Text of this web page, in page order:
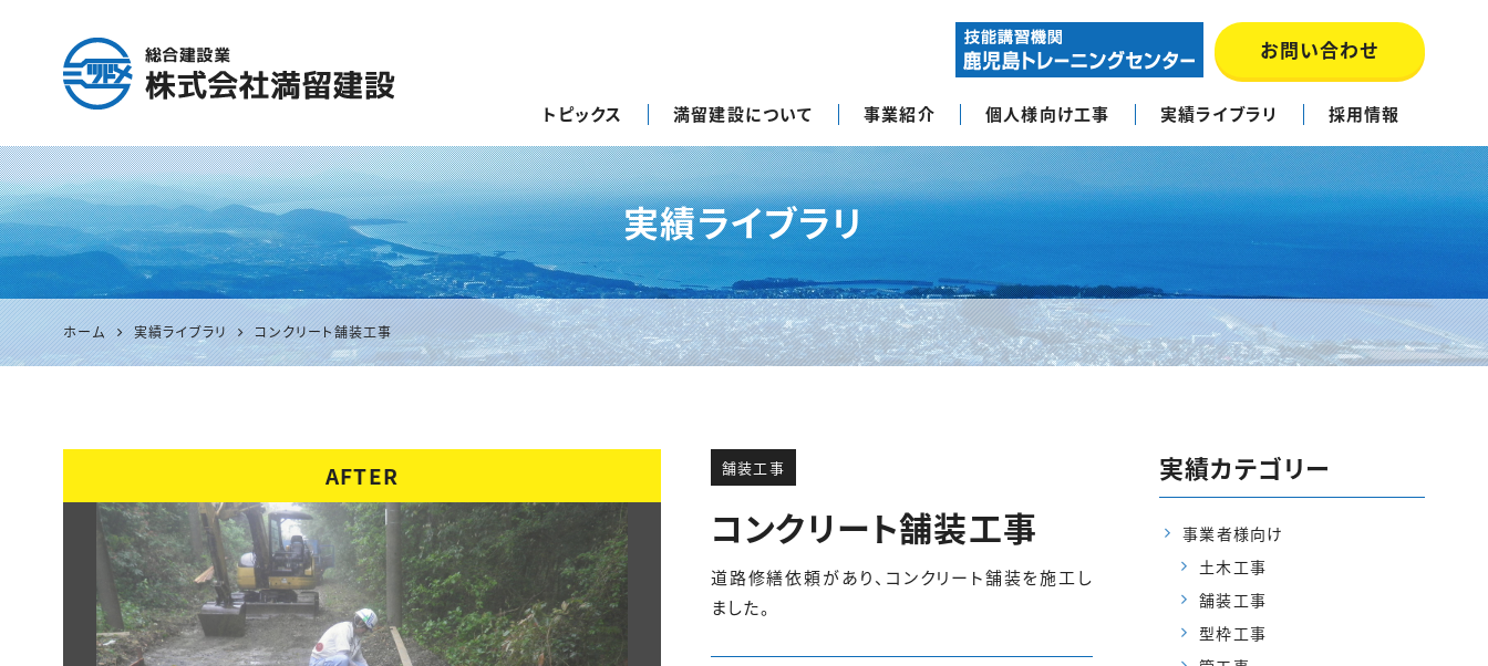
留建設』｜土木・舗装・型
枠・管工事等 いちき串木
野市
お問い合わせ
トピックス 満留建設について 事業紹介 個人様向け工事 実績ライブラリ 採用情報
実績ライブラリ
ホーム 実績ライブラリ コンクリート舗装工事
AFTER 舗装工事
コンクリート舗装工事
道路修繕依頼があり、コンクリート舗装を施工し
ました。
実績カテゴリー
事業者様向け
土木工事
舗装工事
型枠工事